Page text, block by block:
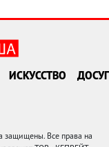
ИСКУССТВО ДОСУГ
Все права на